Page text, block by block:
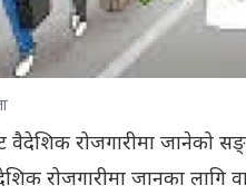
वैदेशिक रोजगारीमा जानेको
रोजगारीमा जानका लागि